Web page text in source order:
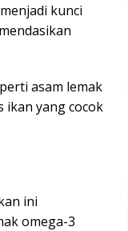
kunci
asam lemak
ikan yang cocok
ini
omega-3